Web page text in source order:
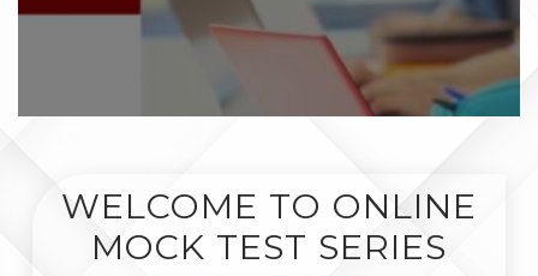
WELCOME TO ONLINE
MOCK TEST SERIES